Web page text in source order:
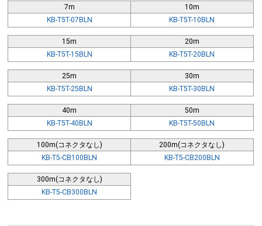
7m
KB-T5T-07BLN
10m
KB-T5T-10BLN
15m
KB-T5T-15BLN
20m
KB-T5T-20BLN
25m
KB-T5T-25BLN
30m
KB-T5T-30BLN
40m
KB-T5T-40BLN
50m
KB-T5T-50BLN
100m(コネクタなし)
KB-T5-CB100BLN
200m(コネクタなし)
KB-T5-CB200BLN
300m(コネクタなし)
KB-T5-CB300BLN